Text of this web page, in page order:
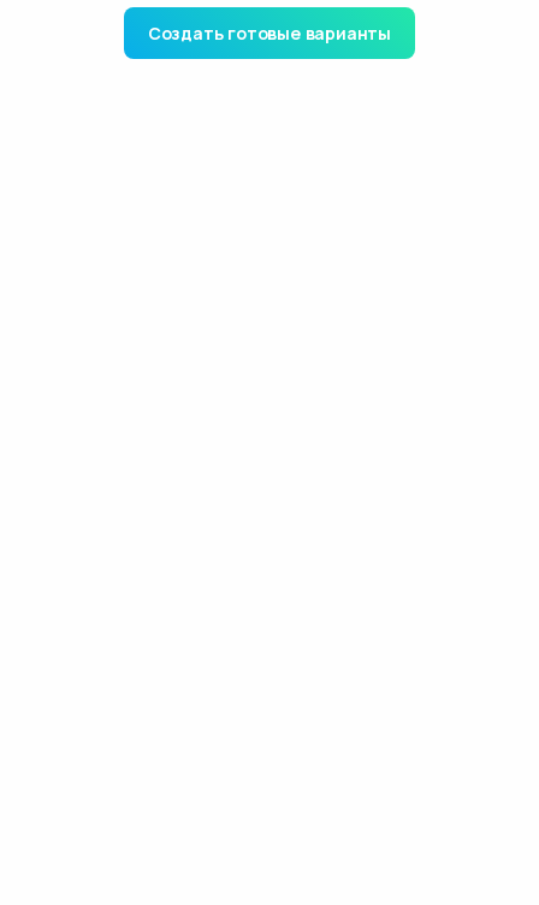
Создать готовые варианты